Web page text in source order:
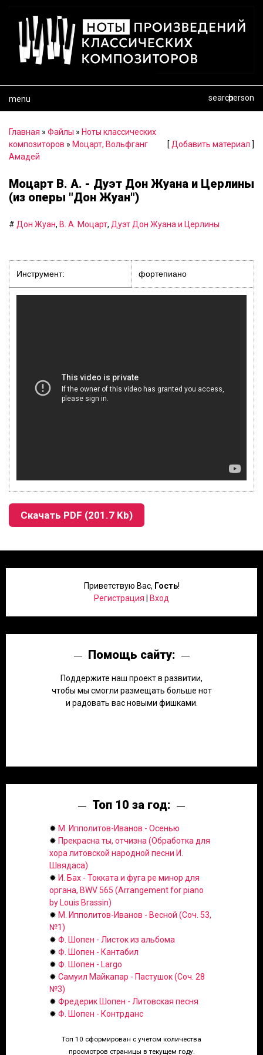
menu person
search
Главная » Файлы » Ноты классических
композиторов » Моцарт, Вольфганг
Амадей
[ Добавить материал ]
Моцарт В. А. - Дуэт Дон Жуана и Церлины
(из оперы "Дон Жуан")
# Дон Жуан, В. А. Моцарт, Дуэт Дон Жуана и Церлины
Инструмент: фортепиано
Скачать PDF (201.7 Kb)
Приветствую Вас, Гость!
Регистрация
Вход
Помощь сайту:
Поддержите наш проект в развитии,
чтобы мы смогли размещать больше нот
и радовать вас новыми фишками.
Топ 10 за год:
✹ М. Ипполитов-Иванов - Осенью
✹ Прекрасна ты, отчизна (Обработка для
хора литовской народной песни И.
Швядаса)
✹ И. Бах - Токката и фуга ре минор для
органа, BWV 565 (Arrangement for piano
by Louis Brassin)
✹ М. Ипполитов-Иванов - Весной (Соч. 53,
№1)
✹ Ф. Шопен - Листок из альбома
✹ Ф. Шопен - Кантабил
✹ Ф. Шопен - Largo
✹ Самуил Майкапар - Пастушок (Соч. 28
№3)
✹ Фредерик Шопен - Литовская песня
✹ Ф. Шопен - Контрданс
Топ 10 сформирован с учетом количества
просмотров страницы в текущем году.